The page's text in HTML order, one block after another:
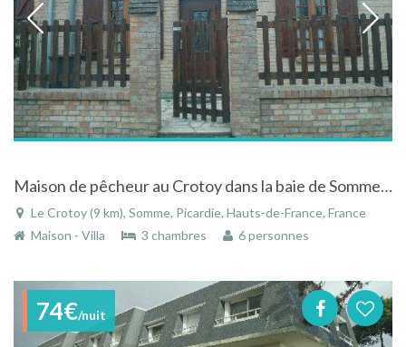
Maison de pêcheur au Crotoy dans la baie de Somme en Picardie
Le Crotoy (9 km), Somme, Picardie, Hauts-de-France, France
Maison - Villa
3 chambres 6 personnes
74€/nuit